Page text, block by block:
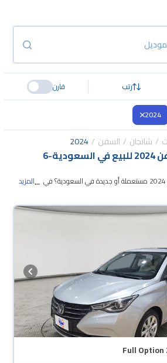
رتب قارن
2024
شانجان السفن 2024
-
6
اتدور على سيارة شانجان السفن 2024 مستعملة أو جديدة في السعودية؟ في
سيارات شانجان السفن 2024 المستعملة مضمونة ومفحوصة بأكثر من 200 نقطة
لين باب بيتك.
...المزيد